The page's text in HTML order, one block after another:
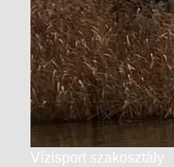
Vízisport szakosztály
Székhely:2330
Iroda:2330
Telefon:+36
E-mail: